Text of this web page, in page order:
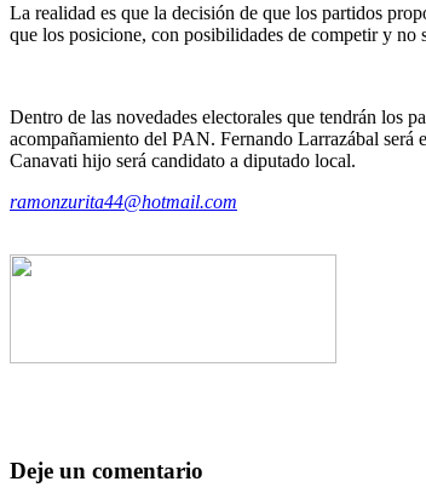
La realidad es que la decisión de que los partidos
que los posicione, con posibilidades de competir y no
Dentro de las novedades electorales que tendrán los
acompañamiento del PAN. Fernando Larrazábal
Canavati hijo será candidato a diputado local.
ramonzurita44@hotmail.com
Deje un comentario